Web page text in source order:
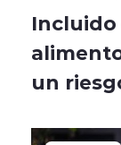
Incluido
un